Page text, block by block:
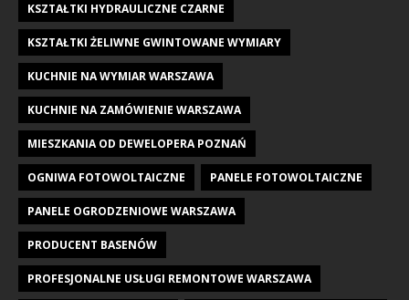
KSZTAŁTKI HYDRAULICZNE CZARNE
KSZTAŁTKI ŻELIWNE GWINTOWANE WYMIARY
KUCHNIE NA WYMIAR WARSZAWA
KUCHNIE NA ZAMÓWIENIE WARSZAWA
MIESZKANIA OD DEWELOPERA POZNAŃ
OGNIWA FOTOWOLTAICZNE PANELE FOTOWOLTAICZNE
PANELE OGRODZENIOWE WARSZAWA
PRODUCENT BASENÓW
PROFESJONALNE USŁUGI REMONTOWE WARSZAWA